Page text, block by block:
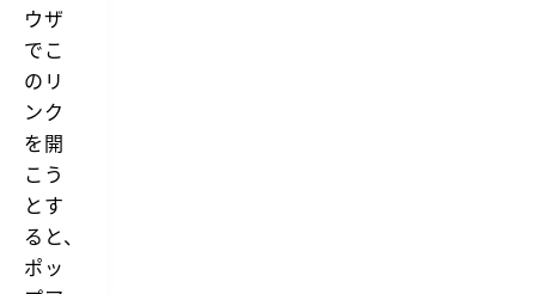
ウザ
でこ
のリ
ンク
を開
こう
とす
ると、
ポッ